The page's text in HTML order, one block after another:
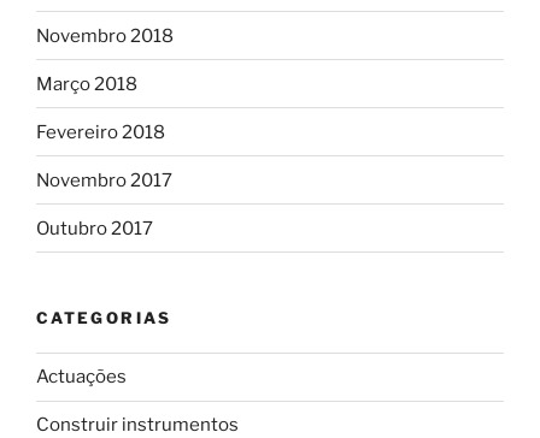
Novembro 2018
Março 2018
Fevereiro 2018
Novembro 2017
Outubro 2017
CATEGORIAS
Actuações
Construir instrumentos